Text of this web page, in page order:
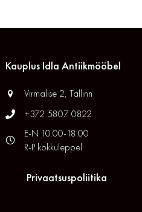
Kauplus Idla Antiikmööbel
Virmalise 2, Tallinn
+372 5807 0822
E-N 10.00-18.00
R-P kokkuleppel
Privaatsuspoliitika